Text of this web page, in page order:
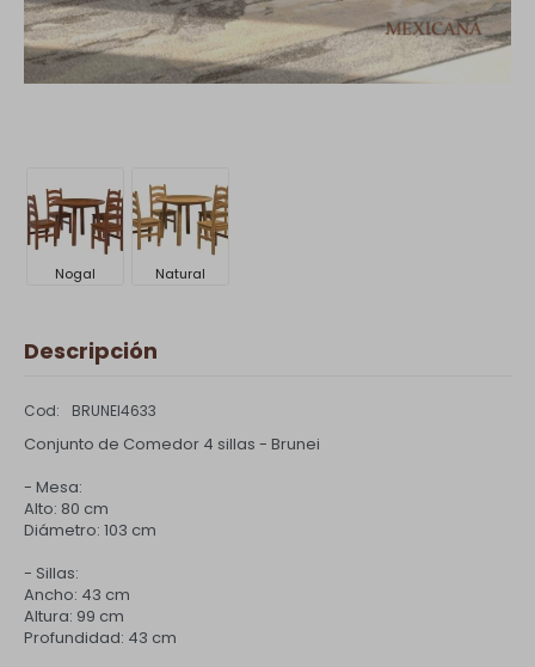
Nogal Natural
Descripción
BRUNEI4633
Conjunto de Comedor 4 sillas - Brunei
- Mesa:
Alto: 80 cm
Diámetro: 103 cm
- Sillas:
Ancho: 43 cm
Altura: 99 cm
Profundidad: 43 cm